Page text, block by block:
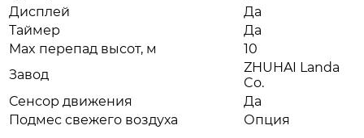
Дисплей
Да
Таймер
Да
Max перепад высот, м
10
Завод
ZHUHAI Landa
Co.
Сенсор движения
Да
Подмес свежего воздуха
Опция